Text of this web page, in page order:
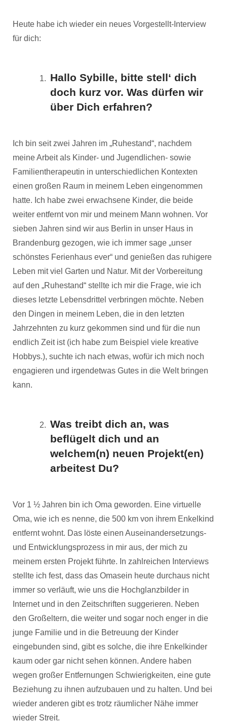
Heute habe ich wieder ein neues Vorgestellt-Interview
für dich:
Hallo Sybille, bitte stell‘ dich
doch kurz vor. Was dürfen wir
über Dich erfahren?
Ich bin seit zwei Jahren im „Ruhestand“, nachdem
meine Arbeit als Kinder- und Jugendlichen- sowie
Familientherapeutin in unterschiedlichen Kontexten
einen großen Raum in meinem Leben eingenommen
hatte. Ich habe zwei erwachsene Kinder, die beide
weiter entfernt von mir und meinem Mann wohnen. Vor
sieben Jahren sind wir aus Berlin in unser Haus in
Brandenburg gezogen, wie ich immer sage „unser
schönstes Ferienhaus ever“ und genießen das ruhigere
Leben mit viel Garten und Natur. Mit der Vorbereitung
auf den „Ruhestand“ stellte ich mir die Frage, wie ich
dieses letzte Lebensdrittel verbringen möchte. Neben
den Dingen in meinem Leben, die in den letzten
Jahrzehnten zu kurz gekommen sind und für die nun
endlich Zeit ist (ich habe zum Beispiel viele kreative
Hobbys.), suchte ich nach etwas, wofür ich mich noch
engagieren und irgendetwas Gutes in die Welt bringen
kann.
Was treibt dich an, was
beflügelt dich und an
welchem(n) neuen Projekt(en)
arbeitest Du?
Vor 1 ½ Jahren bin ich Oma geworden. Eine virtuelle
Oma, wie ich es nenne, die 500 km von ihrem Enkelkind
entfernt wohnt. Das löste einen Auseinandersetzungs-
und Entwicklungsprozess in mir aus, der mich zu
meinem ersten Projekt führte. In zahlreichen Interviews
stellte ich fest, dass das Omasein heute durchaus nicht
immer so verläuft, wie uns die Hochglanzbilder in
Internet und in den Zeitschriften suggerieren. Neben
den Großeltern, die weiter und sogar noch enger in die
junge Familie und in die Betreuung der Kinder
eingebunden sind, gibt es solche, die ihre Enkelkinder
kaum oder gar nicht sehen können. Andere haben
wegen großer Entfernungen Schwierigkeiten, eine gute
Beziehung zu ihnen aufzubauen und zu halten. Und bei
wieder anderen gibt es trotz räumlicher Nähe immer
wieder Streit.